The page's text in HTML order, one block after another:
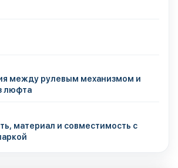
между рулевым механизмом и
люфта
материал и совместимость с